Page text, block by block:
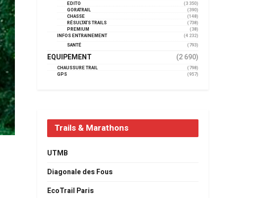
EDITO
(3 350)
GORATRAIL
(390)
CHASSE
(148)
RÉSULTATS TRAILS
(738)
PREMIUM
(38)
INFOS ENTRAINEMENT
(4 232)
SANTÉ
(793)
EQUIPEMENT (2 690)
CHAUSSURE TRAIL
(798)
GPS
(957)
Trails & Marathons
UTMB
Diagonale des Fous
EcoTrail Paris